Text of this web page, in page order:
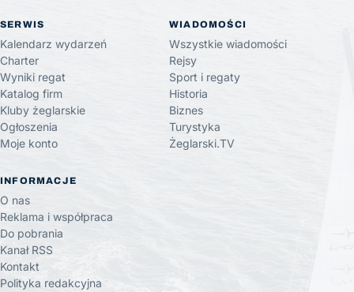
SERWIS
Kalendarz wydarzeń
Charter
Wyniki regat
Katalog firm
Kluby żeglarskie
Ogłoszenia
Moje konto
WIADOMOŚCI
Wszystkie wiadomości
Rejsy
Sport i regaty
Historia
Biznes
Turystyka
Żeglarski.TV
INFORMACJE
O nas
Reklama i współpraca
Do pobrania
Kanał RSS
Kontakt
Polityka redakcyjna